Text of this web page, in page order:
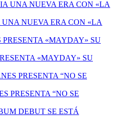
NUEVA ERA CON «LA
«MAYDAY» SU
PRESENTA “NO SE